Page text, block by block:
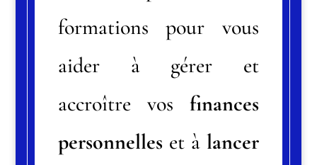
formations pour vous
aider à gérer et
accroître vos finances
personnelles et à lancer